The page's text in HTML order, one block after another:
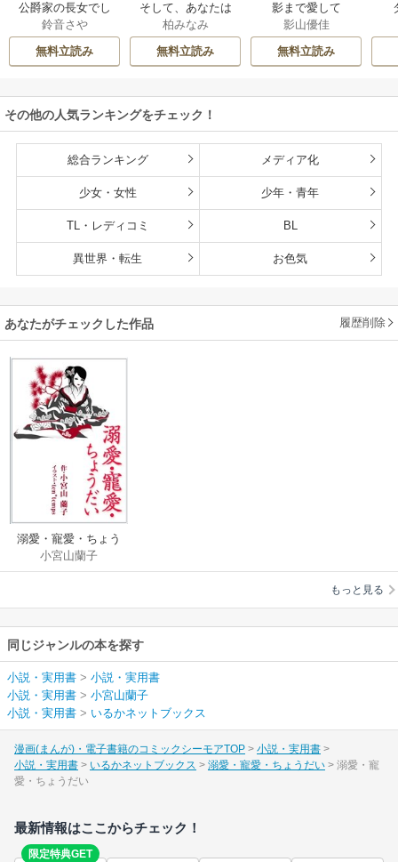
公爵家の長女でし
た
鈴音さや
無料立読み
そして、あなたは
私を捨てる
柏みなみ
無料立読み
影まで愛して
影山優佳
無料立読み
その他の人気ランキングをチェック！
総合ランキング メディア化
少女・女性 少年・青年
TL・レディコミ BL
異世界・転生 お色気
あなたがチェックした作品 履歴削除
溺愛・寵愛・ちょう
だい
小宮山蘭子
もっと見る
同じジャンルの本を探す
小説・実用書 > 小説・実用書
小説・実用書 > 小宮山蘭子
小説・実用書 > いるかネットブックス
漫画(まんが)・電子書籍のコミックシーモアTOP
小説・実用書
小説・実用書
いるかネットブックス 溺愛・寵愛・ちょうだい
溺愛・寵
愛・ちょうだい
最新情報はここからチェック！
限定特典GET